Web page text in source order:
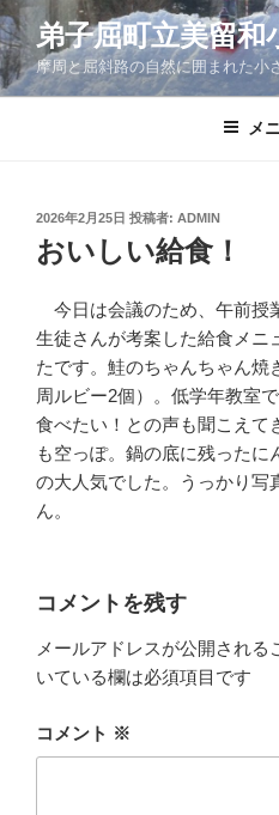
コ
ン
テ
ン
弟子屈町立美留和
摩周と屈斜路の自然に囲まれた小
メ
投
稿
日:
2026年2月25日 投稿者: ADMIN
おいしい給食！
今日は会議のため、午前授
生徒さんが考案した給食メニ
たです。鮭のちゃんちゃん焼
周ルビー2個）。低学年教室
食べたい！との声も聞こえて
も空っぽ。鍋の底に残った
の大人気でした。うっかり写
ん。
コメントを残す
メールアドレスが公開される
いている欄は必須項目です
コメント ※